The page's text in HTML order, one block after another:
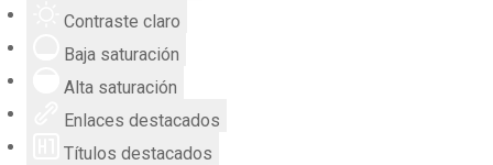
Contraste claro
Baja saturación
Alta saturación
Enlaces destacados
Títulos destacados